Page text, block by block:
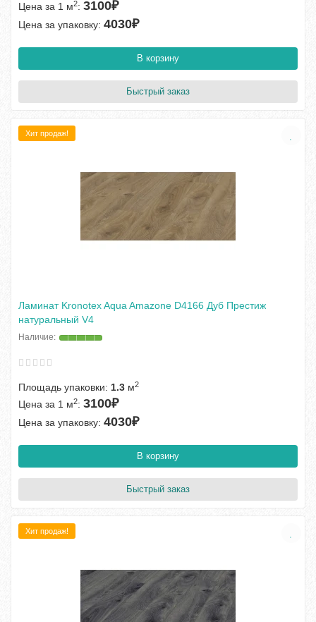
Цена за 1 м2: 3100₽
Цена за упаковку: 4030₽
В корзину
Быстрый заказ
Хит продаж!
Ламинат Kronotex Aqua Amazone D4166 Дуб Престиж
натуральный V4
Площадь упаковки: 1.3 м2
Цена за 1 м2: 3100₽
Цена за упаковку: 4030₽
В корзину
Быстрый заказ
Хит продаж!